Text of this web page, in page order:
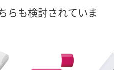
らも検討されていま